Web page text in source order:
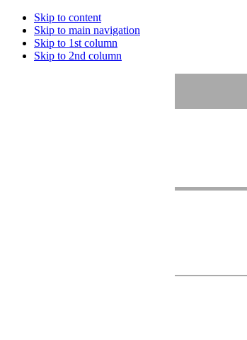
Skip to content
Skip to main navigation
Skip to 1st column
Skip to 2nd column